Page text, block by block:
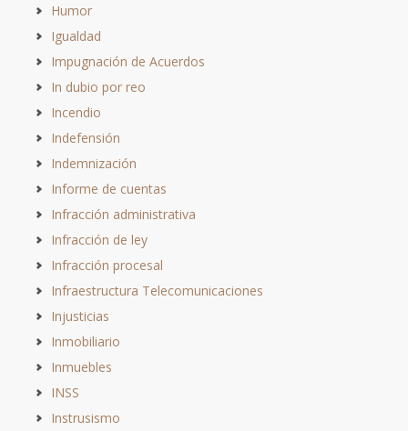
Humor
Igualdad
Impugnación de Acuerdos
In dubio por reo
Incendio
Indefensión
Indemnización
Informe de cuentas
Infracción administrativa
Infracción de ley
Infracción procesal
Infraestructura Telecomunicaciones
Injusticias
Inmobiliario
Inmuebles
INSS
Instrusismo